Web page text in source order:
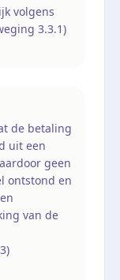
volgens
3.3.1)
de betaling
uit een
geen
ontstond en
van de